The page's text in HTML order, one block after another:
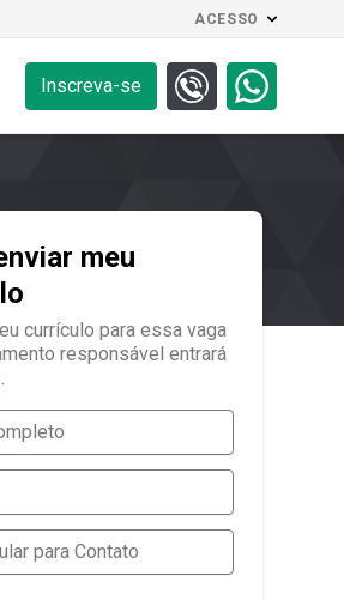
ACESSO
Inscreva-se
meu
currículo para essa vaga
responsável entrará